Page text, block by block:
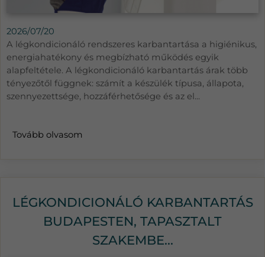
2026/07/20
A légkondicionáló rendszeres karbantartása a higiénikus,
energiahatékony és megbízható működés egyik
alapfeltétele. A légkondicionáló karbantartás árak több
tényezőtől függnek: számít a készülék típusa, állapota,
szennyezettsége, hozzáférhetősége és az el...
Tovább olvasom
LÉGKONDICIONÁLÓ KARBANTARTÁS
BUDAPESTEN, TAPASZTALT
SZAKEMBE...